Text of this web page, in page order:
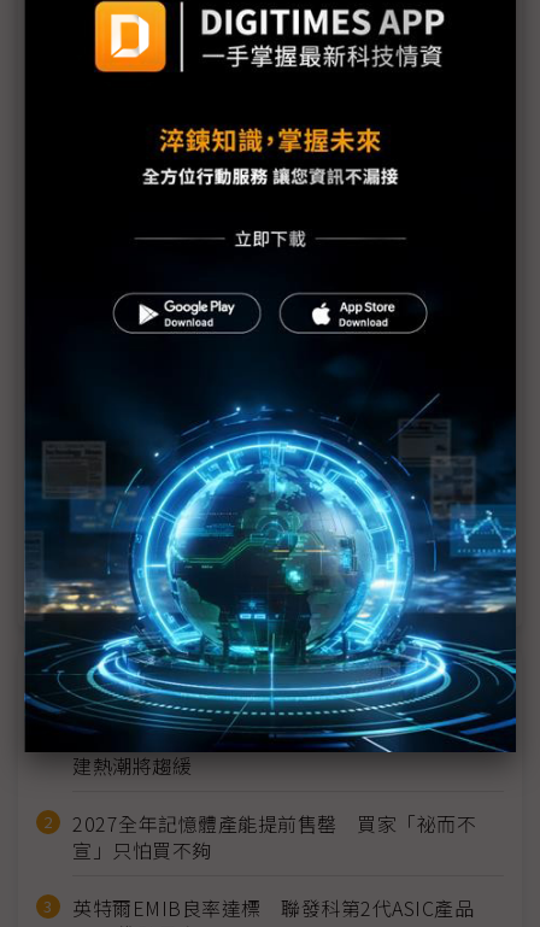
議題精選－台灣輸美車用零件稅率降至15%
FEOC驅動全球車電供應鏈重組 台系車鏈迎去中化
台灣輸美車用零件稅率降至15% MIT迎兩大利多、
美國車市迎春天
台灣汽車零件輸美稅率大降 東陽、堤維西等零組件
台美投資MOU關稅優惠先落地 汽車零組件15%、航
回應232關稅優惠上路 東陽：對台灣汽車零件產業
新纖：地緣風險是危機也是轉機 三大布局推進成長
裕融嚴陳莉蓮：汽車、出行與用車事業的協同發展
AI應用與綠能發展推動創新
近７天熱門報導
MLCC訂單過熱、出貨比創高 村田示警全球AI基
建熱潮將趨緩
2027全年記憶體產能提前售罄 買家「祕而不
宣」只怕買不夠
英特爾EMIB良率達標 聯發科第2代ASIC產品